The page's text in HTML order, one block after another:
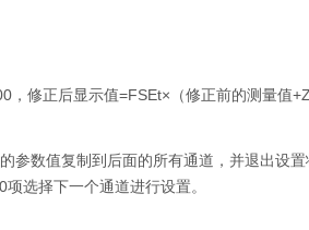
，修正后显示值=FSEt×（修正前的测量值
参数值复制到后面的所有通道，并退出设
选择下一个通道进行设置。